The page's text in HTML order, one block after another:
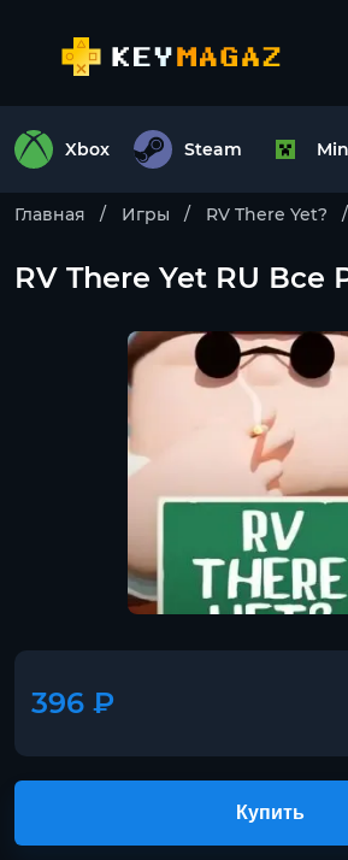
Xbox Steam
Главная Игры RV There Yet?
RV There Yet RU Все
396 ₽
Купить